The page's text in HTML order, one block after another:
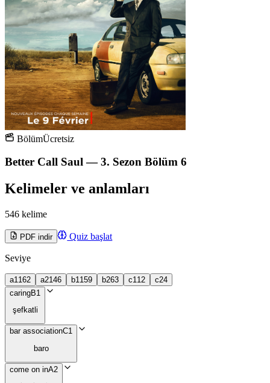
BölümÜcretsiz
Better Call Saul — 3. Sezon Bölüm 6
Kelimeler ve anlamları
546 kelime
PDF indir Quiz başlat
Seviye
a1 162 a2146 b1 159 b263 c1 12 c24
caringB1
şefkatli
bar associationC1
baro
come on inA2